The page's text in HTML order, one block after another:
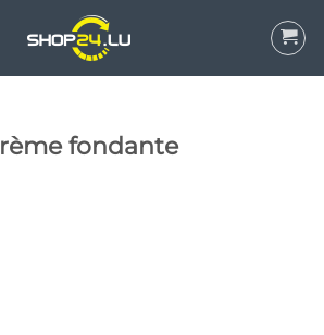
fondante